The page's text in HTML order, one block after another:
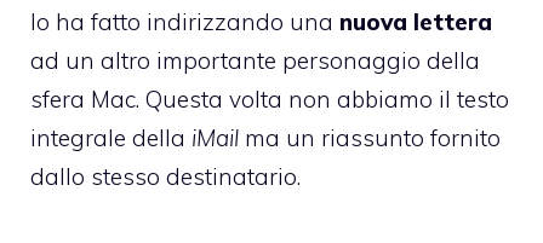
lo ha fatto indirizzando una nuova lettera
ad un altro importante personaggio della
sfera Mac. Questa volta non abbiamo il testo
integrale della iMail ma un riassunto fornito
dallo stesso destinatario.